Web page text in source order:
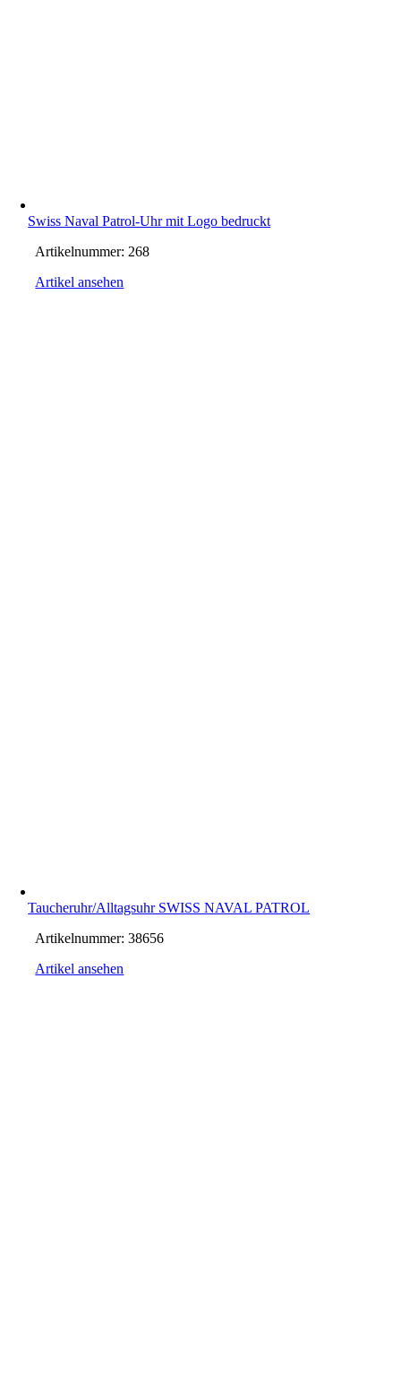
Swiss Naval Patrol-Uhr mit Logo bedruckt
Artikelnummer: 268
Artikel ansehen
Taucheruhr/Alltagsuhr SWISS NAVAL PATROL
Artikelnummer:38656
Artikel ansehen